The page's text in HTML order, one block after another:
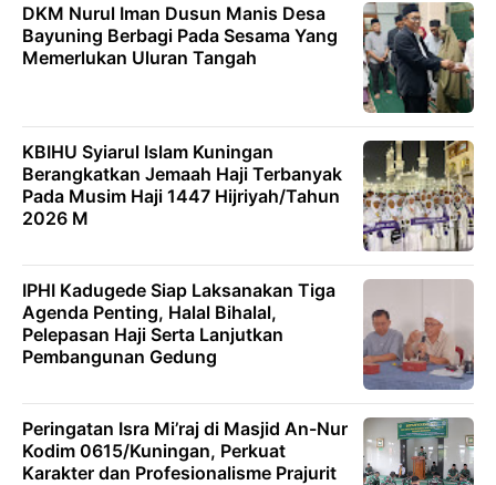
DKM Nurul Iman Dusun Manis Desa
Bayuning Berbagi Pada Sesama Yang
Memerlukan Uluran Tangah
KBIHU Syiarul Islam Kuningan
Berangkatkan Jemaah Haji Terbanyak
Pada Musim Haji 1447 Hijriyah/Tahun
2026 M
IPHI Kadugede Siap Laksanakan Tiga
Agenda Penting, Halal Bihalal,
Pelepasan Haji Serta Lanjutkan
Pembangunan Gedung
Peringatan Isra Mi’raj di Masjid An-Nur
Kodim 0615/Kuningan, Perkuat
Karakter dan Profesionalisme Prajurit